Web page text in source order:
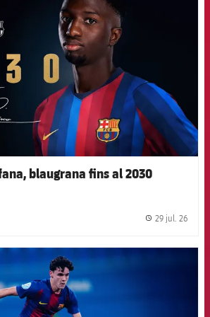
blaugrana fins al 2030
29 jul. 26
FCB Barcelona badge